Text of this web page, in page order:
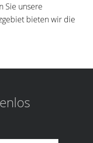
Sie unsere
bieten wir die